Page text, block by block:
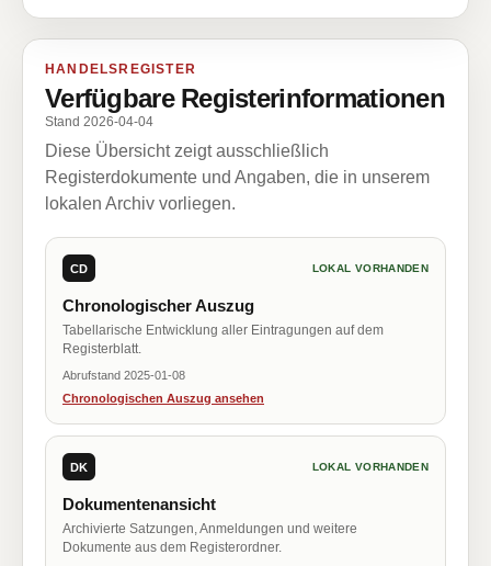
HANDELSREGISTER
Verfügbare Registerinformationen
Stand 2026-04-04
Diese Übersicht zeigt ausschließlich
Registerdokumente und Angaben, die in unserem
lokalen Archiv vorliegen.
CD LOKAL VORHANDEN
Chronologischer Auszug
Tabellarische Entwicklung aller Eintragungen auf dem
Registerblatt.
Abrufstand 2025-01-08
Chronologischen Auszug ansehen
DK LOKAL VORHANDEN
Dokumentenansicht
Archivierte Satzungen, Anmeldungen und weitere
Dokumente aus dem Registerordner.